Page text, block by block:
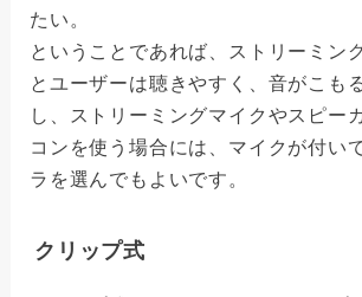
たい。
ということであれば、ストリーミン
とユーザーは聴きやすく、音がこも
し、ストリーミングマイクやスピー
コンを使う場合には、マイクが付い
ラを選んでもよいです。
クリップ式